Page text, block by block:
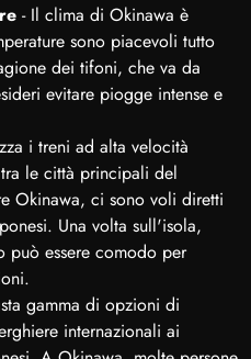
- Il clima di Okinawa è
sono piacevoli tutto
dei tifoni, che va da
evitare piogge intense e
i treni ad alta velocità
le città principali del
Okinawa, ci sono voli diretti
Una volta sull'isola,
può essere comodo per
gamma di opzioni di
internazionali ai